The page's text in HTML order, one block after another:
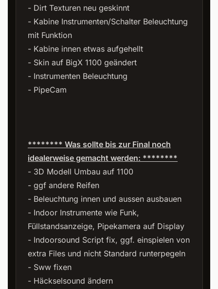
- Dirt Texturen neu geskinnt
- Kabine Instrumenten/Schalter Beleuchtung
mit Funktion
- Kabine innen etwas aufgehellt
- Skin auf BigX 1100 geändert
- Instrumenten Beleuchtung
- PipeCam
******** Was sollte bis zur Final noch
idealerweise gemacht werden: ********
- 3D Modell Umbau auf 1100
- ggf andere Reifen
- Beleuchtung innen und aussen ausbauen
- Indoor Instrumente wie Funk,
Füllstandsanzeige, Pipekamera auf Display
- Indoorsound Script fix, ggf. einspielen von
extra Files und nicht Standard runterpegeln
- Sww fixen
- Häckselsound ändern